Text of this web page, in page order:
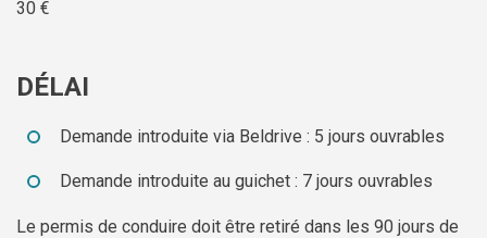
30 €
DÉLAI
Demande introduite via Beldrive : 5 jours ouvrables
Demande introduite au guichet : 7 jours ouvrables
Le permis de conduire doit être retiré dans les 90 jours de